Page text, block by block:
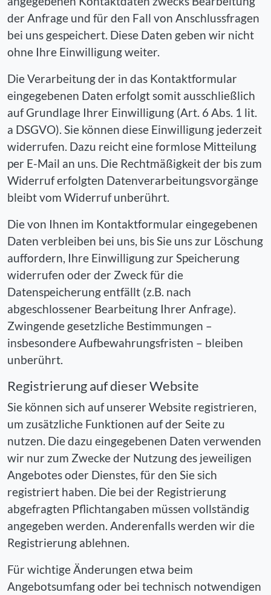
der Anfrage und für den Fall von Anschlussfragen
bei uns gespeichert. Diese Daten geben wir nicht
ohne Ihre Einwilligung weiter.
Die Verarbeitung der in das Kontaktformular
eingegebenen Daten erfolgt somit ausschließlich
auf Grundlage Ihrer Einwilligung (Art. 6 Abs. 1 lit.
a DSGVO). Sie können diese Einwilligung jederzeit
widerrufen. Dazu reicht eine formlose Mitteilung
per E-Mail an uns. Die Rechtmäßigkeit der bis zum
Widerruf erfolgten Datenverarbeitungsvorgänge
bleibt vom Widerruf unberührt.
Die von Ihnen im Kontaktformular eingegebenen
Daten verbleiben bei uns, bis Sie uns zur Löschung
auffordern, Ihre Einwilligung zur Speicherung
widerrufen oder der Zweck für die
Datenspeicherung entfällt (z.B. nach
abgeschlossener Bearbeitung Ihrer Anfrage).
Zwingende gesetzliche Bestimmungen –
insbesondere Aufbewahrungsfristen – bleiben
unberührt.
Registrierung auf dieser Website
Sie können sich auf unserer Website registrieren,
um zusätzliche Funktionen auf der Seite zu
nutzen. Die dazu eingegebenen Daten verwenden
wir nur zum Zwecke der Nutzung des jeweiligen
Angebotes oder Dienstes, für den Sie sich
registriert haben. Die bei der Registrierung
abgefragten Pflichtangaben müssen vollständig
angegeben werden. Anderenfalls werden wir die
Registrierung ablehnen.
Für wichtige Änderungen etwa beim
Angebotsumfang oder bei technisch notwendigen